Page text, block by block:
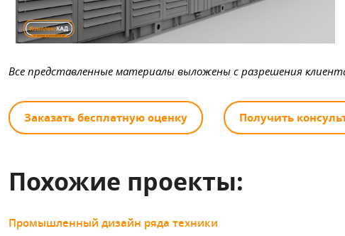
Все представленные материалы выложены с разрешения
Заказать бесплатную оценку Получить
Похожие проекты:
Промышленный дизайн ряда техники